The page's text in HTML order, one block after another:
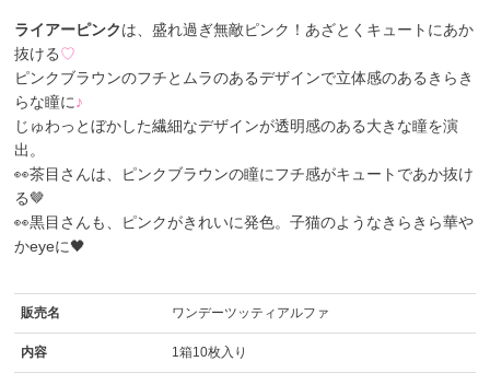
ライアーピンクは、盛れ過ぎ無敵ピンク！あざとくキュートにあか
抜ける♡
ピンクブラウンのフチとムラのあるデザインで立体感のあるきらき
らな瞳に♪
じゅわっとぼかした繊細なデザインが透明感のある大きな瞳を演
出。
👀茶目さんは、ピンクブラウンの瞳にフチ感がキュートであか抜け
る🤎
👀黒目さんも、ピンクがきれいに発色。子猫のようなきらきら華や
かeyeに🖤
販売名 ワンデーツッティアルファ
内容 1箱10枚入り